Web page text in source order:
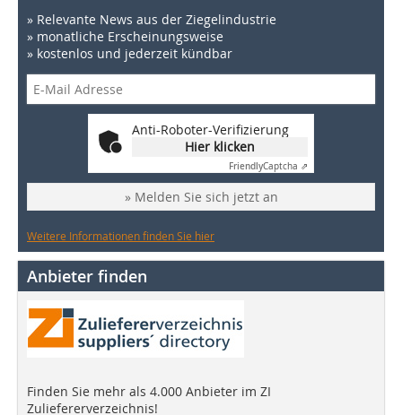
» Relevante News aus der Ziegelindustrie
» monatliche Erscheinungsweise
» kostenlos und jederzeit kündbar
Anti-Roboter-Verifizierung
Hier klicken
FriendlyCaptcha ⇗
» Melden Sie sich jetzt an
Weitere Informationen finden Sie hier
Anbieter finden
Finden Sie mehr als 4.000 Anbieter im ZI
Zuliefererverzeichnis!